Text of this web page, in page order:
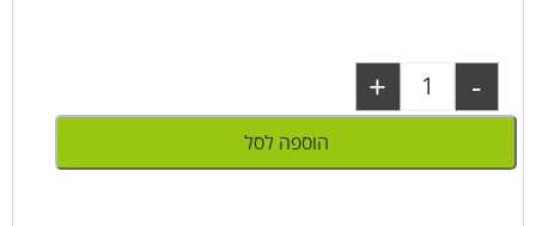
-
+
הוספה לסל